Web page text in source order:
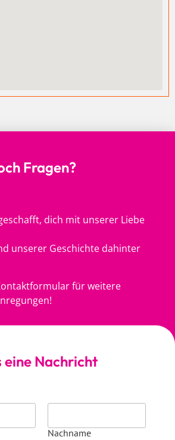
Fragen?
dich mit unserer Liebe
unserer Geschichte dahinter
für weitere
eine Nachricht
Nachname